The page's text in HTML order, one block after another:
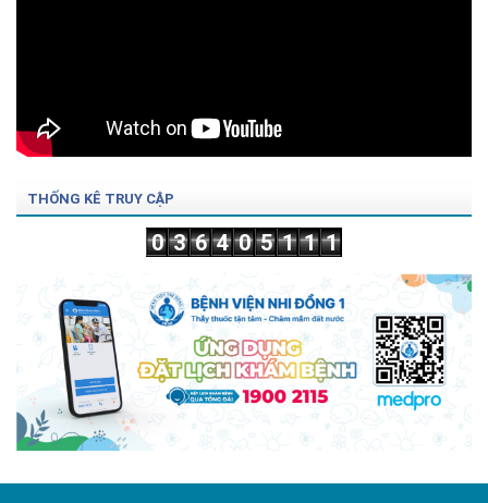
THỐNG KÊ TRUY CẬP
0 3 6 4 0 5 1 1 1